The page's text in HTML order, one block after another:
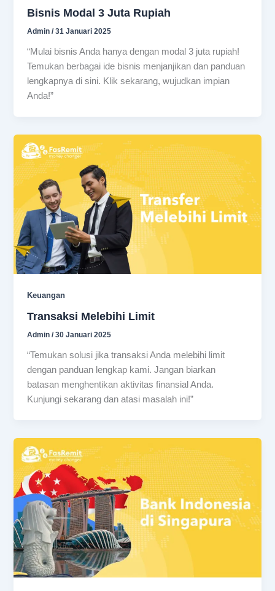
Bisnis Modal 3 Juta Rupiah
Admin/31 Januari 2025
“Mulai bisnis Anda hanya dengan modal 3 juta rupiah!
Temukan berbagai ide bisnis menjanjikan dan panduan
lengkapnya di sini. Klik sekarang, wujudkan impian
Anda!”
Keuangan
Transaksi Melebihi Limit
Admin/30 Januari 2025
“Temukan solusi jika transaksi Anda melebihi limit
dengan panduan lengkap kami. Jangan biarkan
batasan menghentikan aktivitas finansial Anda.
Kunjungi sekarang dan atasi masalah ini!”